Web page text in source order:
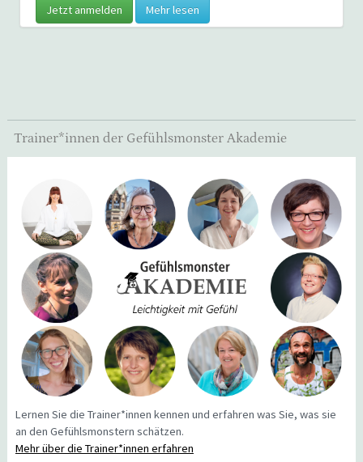
Jetzt anmelden Mehr lesen
Trainer*innen der Gefühlsmonster Akademie
Lernen Sie die Trainer*innen kennen und erfahren was Sie, was sie
an den Gefühlsmonstern schätzen.
Mehr über die Trainer*innen erfahren